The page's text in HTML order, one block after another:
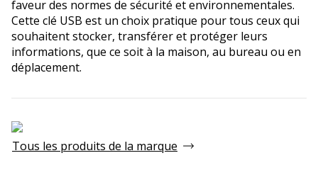
faveur des normes de sécurité et environnementales.
Cette clé USB est un choix pratique pour tous ceux qui
souhaitent stocker, transférer et protéger leurs
informations, que ce soit à la maison, au bureau ou en
déplacement.
Tous les produits de la marque